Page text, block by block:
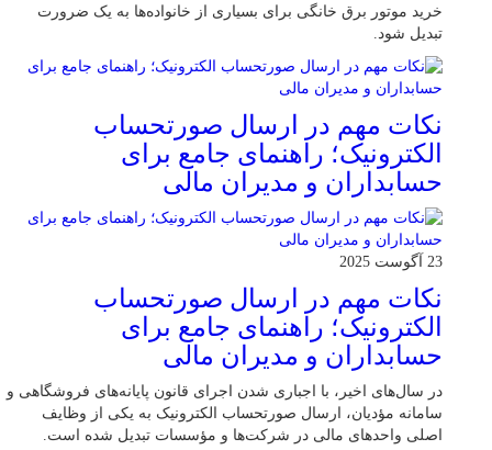
خرید موتور برق خانگی برای بسیاری از خانواده‌ها به یک ضرورت
تبدیل شود.
نکات مهم در ارسال صورتحساب
الکترونیک؛ راهنمای جامع برای
حسابداران و مدیران مالی
23 آگوست 2025
نکات مهم در ارسال صورتحساب
الکترونیک؛ راهنمای جامع برای
حسابداران و مدیران مالی
در سال‌های اخیر، با اجباری شدن اجرای قانون پایانه‌های فروشگاهی و
سامانه مؤدیان، ارسال صورتحساب الکترونیک به یکی از وظایف
اصلی واحدهای مالی در شرکت‌ها و مؤسسات تبدیل شده است.